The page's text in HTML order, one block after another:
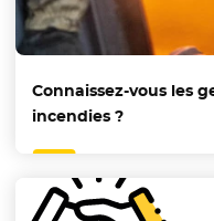
Connaissez-vous les
incendies ?